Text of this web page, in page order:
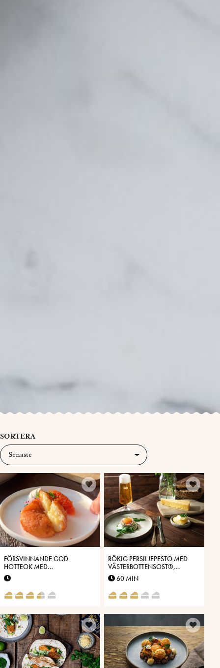
SORTERA
FÖRSVINNANDE GOD
HOTTEOK MED
VÄSTERBOTTENSOST®
RÖKIG PERSILJEPESTO MED
VÄSTERBOTTENSOST®,
SPARRIS & LÖJROM
60 MIN